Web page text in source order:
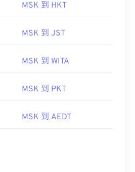
MSK 到 HKT
MSK 到 JST
MSK 到 WITA
MSK 到 PKT
MSK 到 AEDT